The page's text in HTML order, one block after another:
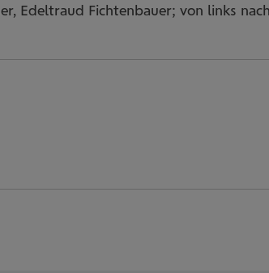
Edeltraud Fichtenbauer; von links